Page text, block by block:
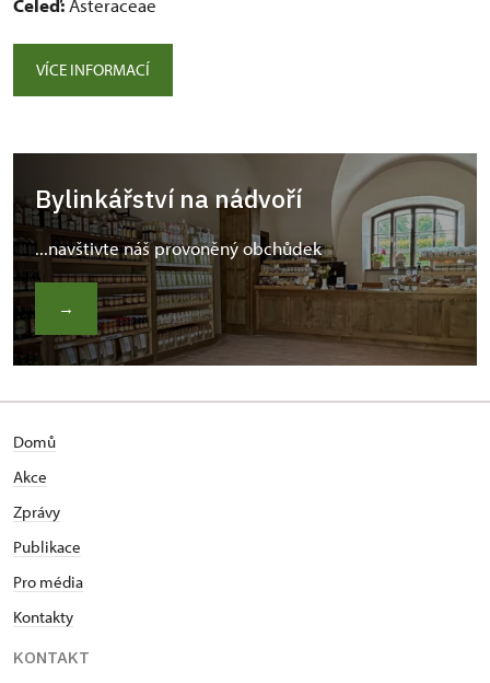
Čeleď: Asteraceae
VÍCE INFORMACÍ
Bylinkářství na nádvoří
...navštivte náš provoněný obchůdek
→
Domů
Akce
Zprávy
Publikace
Pro média
Kontakty
KONTAKT